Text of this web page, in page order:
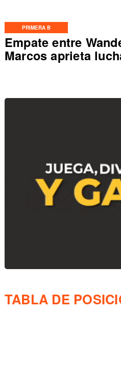
PRIMERA B
Empate entre
Marcos aprieta
TABLA DE